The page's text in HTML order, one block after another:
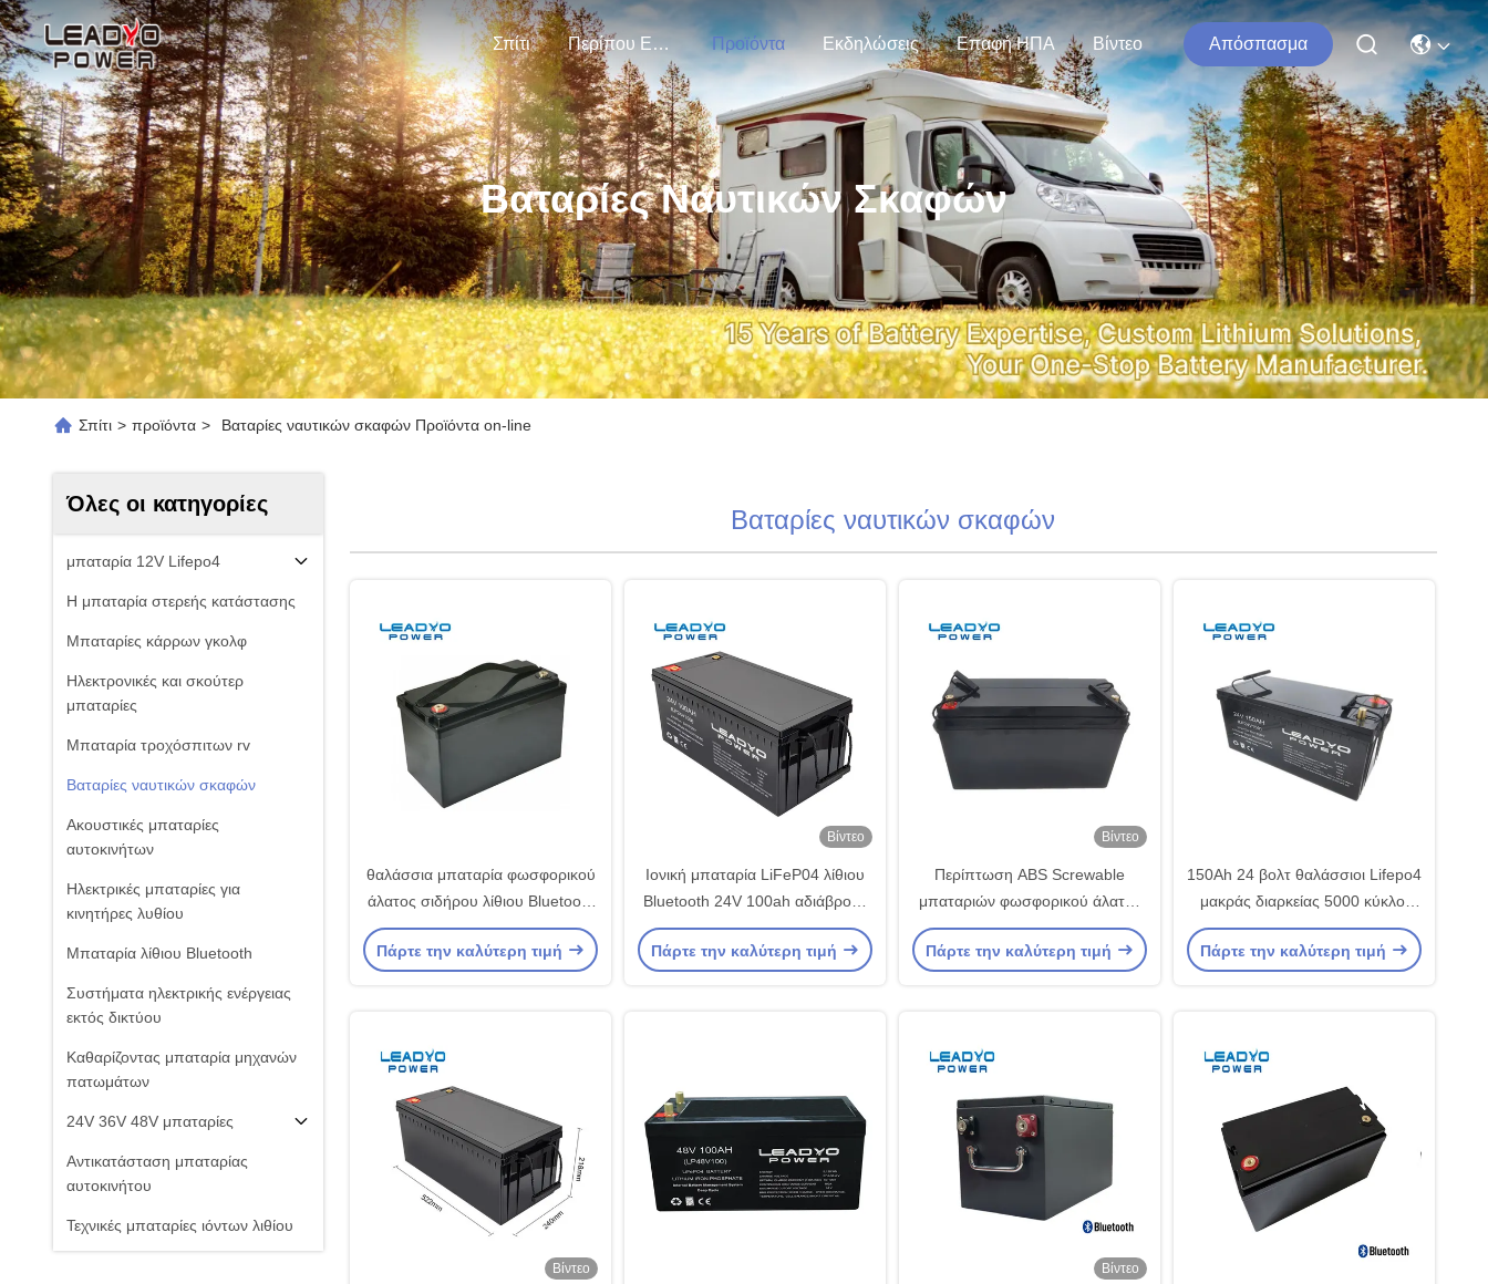
Σπίτι Περίπου Εμείς Προϊόντα Εκδηλώσεις Επαφή ΗΠΑ Βίντεο Απόσπασμα
Βαταρίες Ναυτικών Σκαφών
Σπίτι > προϊόντα > Βαταρίες ναυτικών σκαφών Προϊόντα on-line
Όλες οι κατηγορίες
μπαταρία 12V Lifepo4
Η μπαταρία στερεής κατάστασης
Μπαταρίες κάρρων γκολφ
Ηλεκτρονικές και σκούτερ
μπαταρίες
Μπαταρία τροχόσπιτων rv
Βαταρίες ναυτικών σκαφών
Ακουστικές μπαταρίες
αυτοκινήτων
Ηλεκτρικές μπαταρίες για
κινητήρες λυθίου
Μπαταρία λίθιου Bluetooth
Συστήματα ηλεκτρικής ενέργειας
εκτός δικτύου
Καθαρίζοντας μπαταρία μηχανών
πατωμάτων
24V 36V 48V μπαταρίες
Αντικατάσταση μπαταρίας
αυτοκινήτου
Τεχνικές μπαταρίες ιόντων λιθίου
Βαταρίες ναυτικών σκαφών
θαλάσσια μπαταρία φωσφορικού
άλατος σιδήρου λίθιου Bluetooth
μπαταριών 12V 120Ah θαλάσσια
Lifepo4
Πάρτε την καλύτερη τιμή
Βίντεο
Ιονική μπαταρία LiFeP04 λίθιου
Bluetooth 24V 100ah αδιάβροχη
για τα γιοτ βαρκών Ε
Πάρτε την καλύτερη τιμή
Βίντεο
Περίπτωση ABS Screwable
μπαταριών φωσφορικού άλατος
σιδήρου λίθιου LiFePo4 12V
200ah για τη θαλάσσια βάρκα
Πάρτε την καλύτερη τιμή
150Ah 24 βολτ θαλάσσιοι Lifepo4
μακράς διαρκείας 5000 κύκλοι
κύκλων μπαταριών βαθιοί
Πάρτε την καλύτερη τιμή
Βίντεο Βίντεο